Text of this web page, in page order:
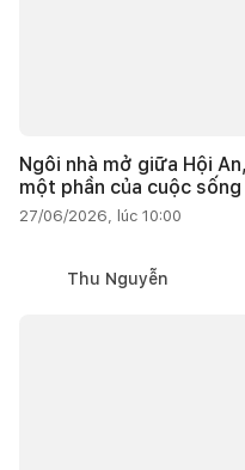
Ngôi nhà mở giữa Hội
một phần của cuộc sống
27/06/2026, lúc 10:00
Thu Nguyễn